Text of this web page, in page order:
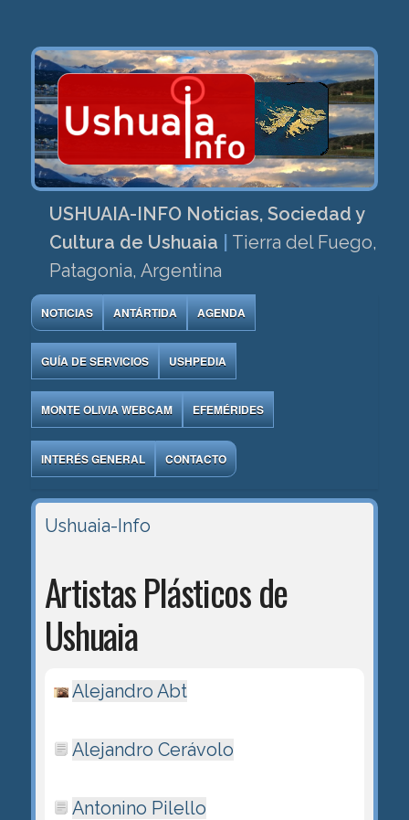
USHUAIA-INFO Noticias, Sociedad y
Cultura de Ushuaia
Tierra del Fuego,
Patagonia, Argentina
NOTICIAS ANTÁRTIDA AGENDA
GUÍA DE SERVICIOS USHPEDIA
MONTE OLIVIA WEBCAM EFEMÉRIDES
INTERÉS GENERAL CONTACTO
Ushuaia-Info
Artistas Plásticos de
Ushuaia
Alejandro Abt
Alejandro Cerávolo
Antonino Pilello